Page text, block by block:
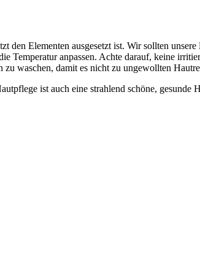
den Elementen ausgesetzt ist. Wir sollten
Temperatur anpassen. Achte darauf, keine
waschen, damit es nicht zu ungewollten
ist auch eine strahlend schöne, gesunde